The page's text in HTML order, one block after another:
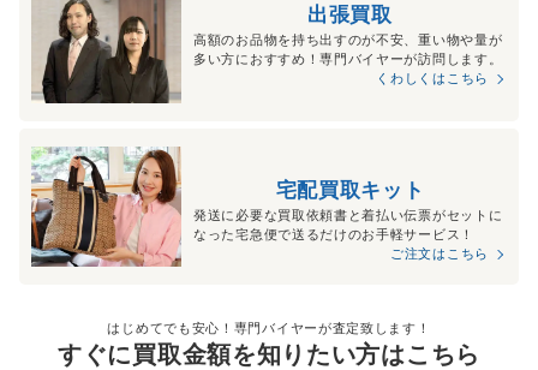
出張買取
高額のお品物を持ち出すのが不安、重い物や量が
多い方におすすめ！専門バイヤーが訪問します。
くわしくはこちら
宅配買取キット
発送に必要な買取依頼書と着払い伝票がセットに
なった宅急便で送るだけのお手軽サービス！
ご注文はこちら
はじめてでも安心！専門バイヤーが査定致します！
すぐに買取金額を知りたい方はこちら